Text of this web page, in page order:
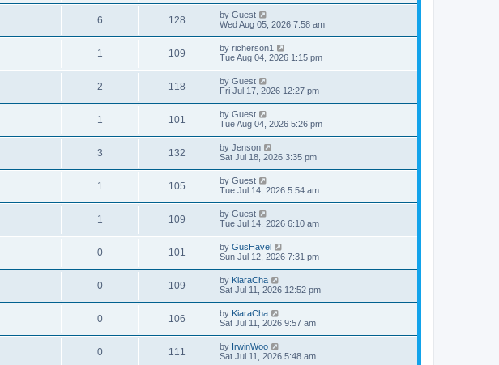
6 128 by Guest
Wed Aug 05, 2026 7:58 am
1 109 by richerson1
Tue Aug 04, 2026 1:15 pm
2 118 by Guest
Fri Jul 17, 2026 12:27 pm
1 101 by Guest
Tue Aug 04, 2026 5:26 pm
3 132 by Jenson
Sat Jul 18, 2026 3:35 pm
1 105 by Guest
Tue Jul 14, 2026 5:54 am
1 109 by Guest
Tue Jul 14, 2026 6:10 am
0 101 by GusHavel
Sun Jul 12, 2026 7:31 pm
0 109 by KiaraCha
Sat Jul 11, 2026 12:52 pm
0 106 by KiaraCha
Sat Jul 11, 2026 9:57 am
0 111 by IrwinWoo
Sat Jul 11, 2026 5:48 am